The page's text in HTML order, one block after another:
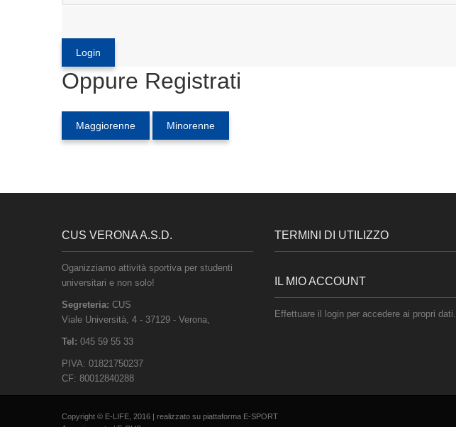
Oppure Registrati
Maggiorenne Minorenne
CUS VERONA A.S.D.
Oganizziamo attività sportiva per studenti
universitari e non solo!
Segreteria: CUS
Viale Università, 4 - 37129 - Verona,
Tel: 045 59 55 33
PIVA: 01821750237
CF: 80012840288
TERMINI DI UTILIZZO
IL MIO ACCOUNT
Effettuare il login per accedere ai propri dati.
Copyright © E-LIFE, 2016 | realizzato su piattaforma E-SPORT